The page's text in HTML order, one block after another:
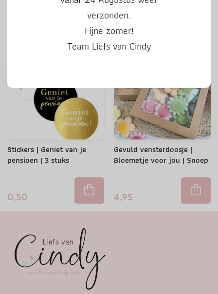
0,50
Stickers | Geniet van je
pensioen | 3 stuks
0,50
Gevuld vensterdoosje |
Bloemetje voor jou | Snoep
4,95
verzonden.
Fijne zomer!
Team Liefs van Cindy